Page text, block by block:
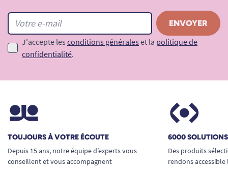
J'accepte les conditions générales et la politique de
confidentialité.
TOUJOURS À VOTRE ÉCOUTE
Depuis 15 ans, notre équipe d’experts vous
conseillent et vous accompagnent
6000
Des produits
rendons